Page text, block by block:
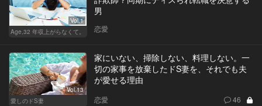
Vol.1
Age,32 年収上がらなくて。
男
恋愛
Vol.13
愛しのドS妻
家にいない、掃除しない、料理しない。一
切の家事を放棄したドS妻を、それでも夫
が愛せる理由
恋愛 46